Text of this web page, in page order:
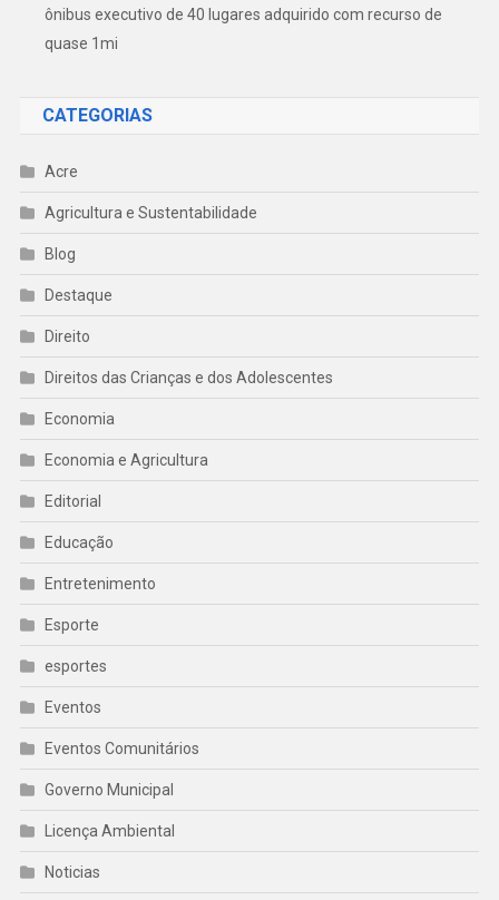
ônibus executivo de 40 lugares adquirido com recurso de
quase 1mi
CATEGORIAS
Acre
Agricultura e Sustentabilidade
Blog
Destaque
Direito
Direitos das Crianças e dos Adolescentes
Economia
Economia e Agricultura
Editorial
Educação
Entretenimento
Esporte
esportes
Eventos
Eventos Comunitários
Governo Municipal
Licença Ambiental
Noticias